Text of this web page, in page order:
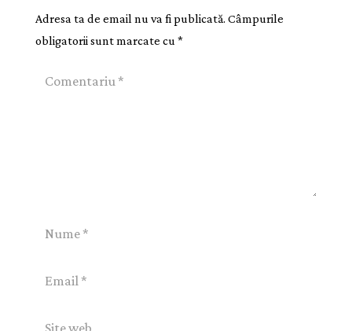
Adresa ta de email nu va fi publicată. Câmpurile
obligatorii sunt marcate cu *